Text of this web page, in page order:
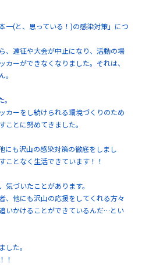
一(と、思っている！)の感染対策」につ
、遠征や大会が中止になり、活動の場
ーができなくなりました。それは、
カーをし続けられる環境づくりのため
ことに努めてきました。
にも沢山の感染対策の徹底をしまし
ことなく生活できています！！
づいたことがあります。
、他にも沢山の応援をしてくれる方々
いかけることができているんだ…とい
した。
！